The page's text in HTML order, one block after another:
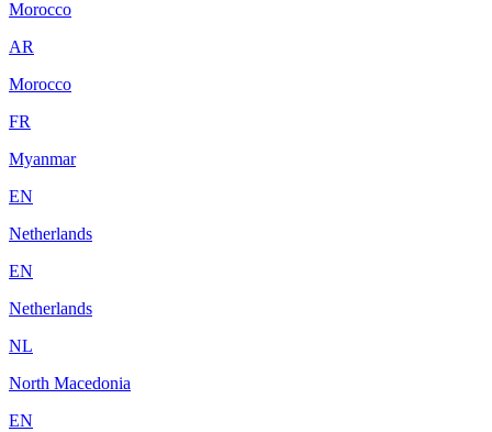
Morocco
AR
Morocco
FR
Myanmar
EN
Netherlands
EN
Netherlands
NL
North Macedonia
EN